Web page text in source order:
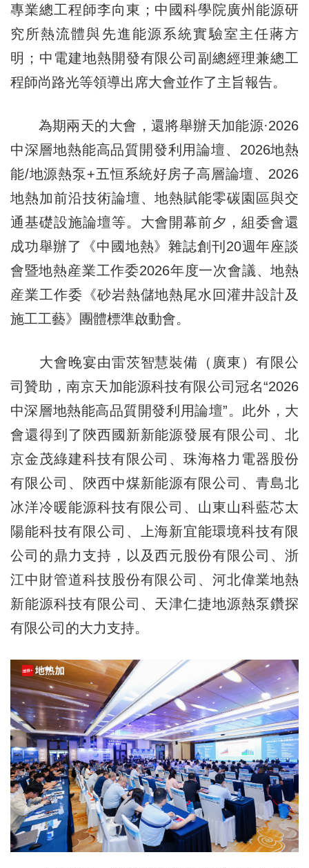
專業總工程師李向東；中國科學院廣州能源研
究所熱流體與先進能源系統實驗室主任蔣方
明；中電建地熱開發有限公司副總經理兼總工
程師尚路光等領導出席大會並作了主旨報告。
為期兩天的大會，還將舉辦天加能源·2026
中深層地熱能高品質開發利用論壇、2026地熱
能/地源熱泵+五恒系統好房子高層論壇、2026
地熱加前沿技術論壇、地熱賦能零碳園區與交
通基礎設施論壇等。大會開幕前夕，組委會還
成功舉辦了《中國地熱》雜誌創刊20週年座談
會暨地熱産業工作委2026年度一次會議、地熱
産業工作委《砂岩熱儲地熱尾水回灌井設計及
施工工藝》團體標準啟動會。
大會晚宴由雷茨智慧裝備（廣東）有限公
司贊助，南京天加能源科技有限公司冠名“2026
中深層地熱能高品質開發利用論壇”。此外，大
會還得到了陝西國新新能源發展有限公司、北
京金茂綠建科技有限公司、珠海格力電器股份
有限公司、陝西中煤新能源有限公司、青島北
冰洋冷暖能源科技有限公司、山東山科藍芯太
陽能科技有限公司、上海新宜能環境科技有限
公司的鼎力支持，以及西元股份有限公司、浙
江中財管道科技股份有限公司、河北偉業地熱
新能源科技有限公司、天津仁捷地源熱泵鑽探
有限公司的大力支持。